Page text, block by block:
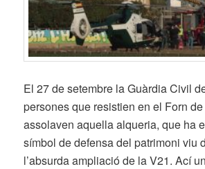
El 27 de setembre la Guàrdia Civil
persones que resistien en el Forn
assolaven aquella alqueria, que ha
símbol de defensa del patrimoni viu
l’absurda ampliació de la V21. Ací